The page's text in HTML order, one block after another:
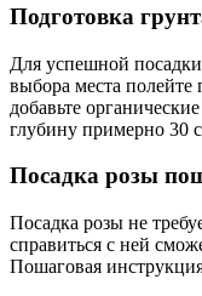
Подготовка
Для успешной
выбора места
добавьте
глубину примерно 30
Посадка розы
Посадка розы не
справиться с ней
Пошаговая